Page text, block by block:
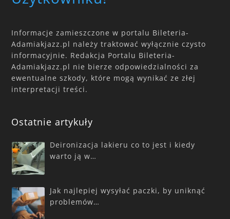
Informacje zamieszczone w portalu Bileteria-
Adamiakjazz.pl należy traktować wyłącznie czysto
informacyjnie. Redakcja Portalu Bileteria-
Adamiakjazz.pl nie bierze odpowiedzialności za
ewentualne szkody, które mogą wynikać ze złej
interpretacji treści.
Ostatnie artykuły
Deironizacja lakieru co to jest i kiedy
warto ją w…
Jak najlepiej wysyłać paczki, by uniknąć
problemów…